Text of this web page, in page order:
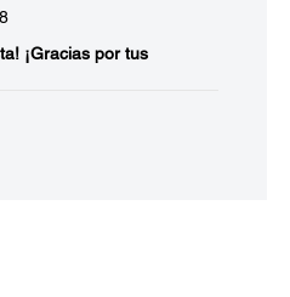
¡Gracias por tus